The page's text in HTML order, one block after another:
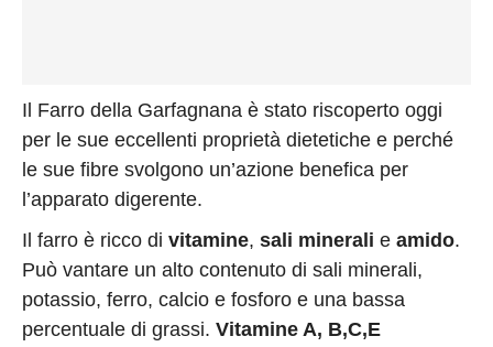
Il Farro della Garfagnana è stato riscoperto oggi
per le sue eccellenti proprietà dietetiche e perché
le sue fibre svolgono un’azione benefica per
l’apparato digerente.
Il farro è ricco di vitamine, sali minerali e amido.
Può vantare un alto contenuto di sali minerali,
potassio, ferro, calcio e fosforo e una bassa
percentuale di grassi. Vitamine A, B,C,E